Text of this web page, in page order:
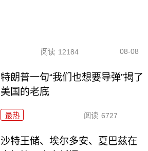
阅读 12184 08-08
特朗普一句“我们也想要导弹”揭了
美国的老底
最热 阅读 6727
沙特王储、埃尔多安、夏巴兹在